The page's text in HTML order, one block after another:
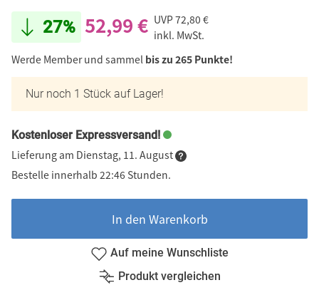
27% 52,99 € UVP72,80 €
inkl. MwSt.
Werde Member und sammel bis zu 265 Punkte!
Nur noch 1 Stück auf Lager!
Kostenloser Expressversand!
Lieferung am Dienstag, 11. August
Bestelle innerhalb 22:46 Stunden.
In den Warenkorb
Auf meine Wunschliste
Produkt vergleichen